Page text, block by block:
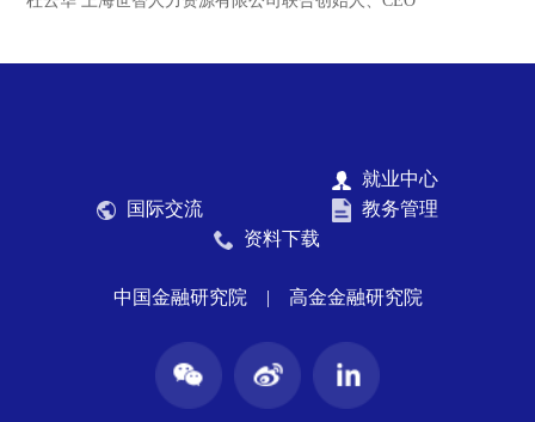
就业中心
国际交流
教务管理
资料下载
中国金融研究院 | 高金金融研究院